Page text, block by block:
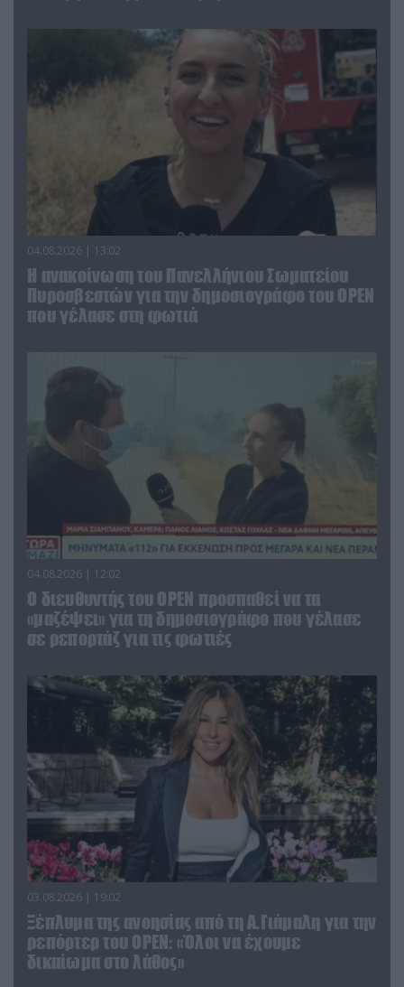
04.08.2026 | 13:02
Η ανακοίνωση του Πανελλήνιου Σωματείου
Πυροσβεστών για την δημοσιογράφο του OPEN
που γέλασε στη φωτιά
04.08.2026 | 12:02
O διευθυντής του OPEN προσπαθεί να τα
«μαζέψει» για τη δημοσιογράφο που γέλασε
σε ρεπορτάζ για τις φωτιές
03.08.2026 | 19:02
Ξέπλυμα της ανοησίας από τη Α.Γιάμαλη για την
ρεπόρτερ του ΟΡΕΝ: «Όλοι να έχουμε
δικαίωμα στο λάθος»